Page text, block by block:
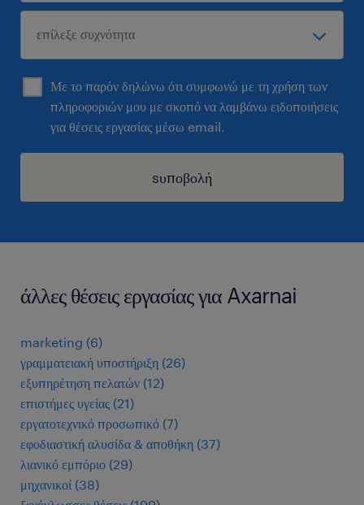
Με το παρόν δηλώνω ότι συμφωνώ με τη χρήση των
πληροφοριών μου με σκοπό να λαμβάνω ειδοποιήσεις
για θέσεις εργασίας μέσω email.
sυποβολή
άλλες θέσεις εργασίας για Axarnai
marketing (6)
γραμματειακή υποστήριξη (26)
εξυπηρέτηση πελατών (12)
επιστήμες υγείας (21)
εργατοτεχνικό προσωπικό (7)
εφοδιαστική αλυσίδα & αποθήκη (37)
λιανικό εμπόριο (29)
μηχανικοί (38)